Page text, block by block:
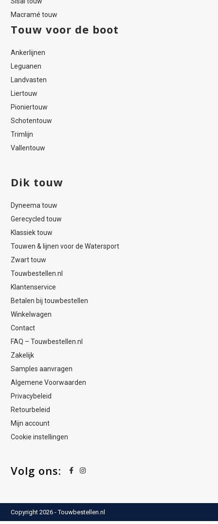
Macramé touw
Touw voor de boot
Ankerlijnen
Leguanen
Landvasten
Liertouw
Pioniertouw
Schotentouw
Trimlijn
Vallentouw
Dik touw
Dyneema touw
Gerecycled touw
Klassiek touw
Touwen & lijnen voor de Watersport
Zwart touw
Touwbestellen.nl
Klantenservice
Betalen bij touwbestellen
Winkelwagen
Contact
FAQ – Touwbestellen.nl
Zakelijk
Samples aanvragen
Algemene Voorwaarden
Privacybeleid
Retourbeleid
Mijn account
Cookie instellingen
Volg ons:
Copyright 2026 - Touwbestellen.nl